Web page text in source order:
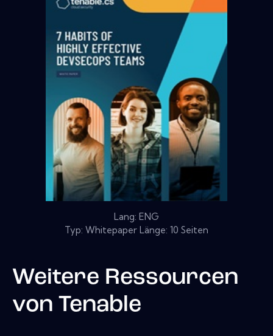
Lang: ENG
Typ: Whitepaper Länge: 10 Seiten
Weitere Ressourcen
von Tenable